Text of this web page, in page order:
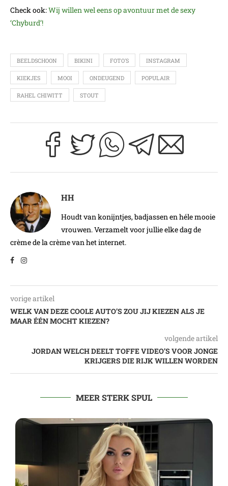
Check ook:Wij willen wel eens op avontuur met de sexy
‘Chyburd’!
BEELDSCHOON BIKINI FOTO'S INSTAGRAM
KIEKJES MOOI ONDEUGEND POPULAIR
RAHEL CHIWITT STOUT
HH
Houdt van konijntjes, badjassen en héle mooie
vrouwen. Verzamelt voor jullie elke dag de
crème de la crème van het internet.
vorige artikel
WELK VAN DEZE COOLE AUTO’S ZOU JIJ KIEZEN ALS JE
MAAR ÉÉN MOCHT KIEZEN?
volgende artikel
JORDAN WELCH DEELT TOFFE VIDEO’S VOOR JONGE
KRIJGERS DIE RIJK WILLEN WORDEN
MEER STERK SPUL